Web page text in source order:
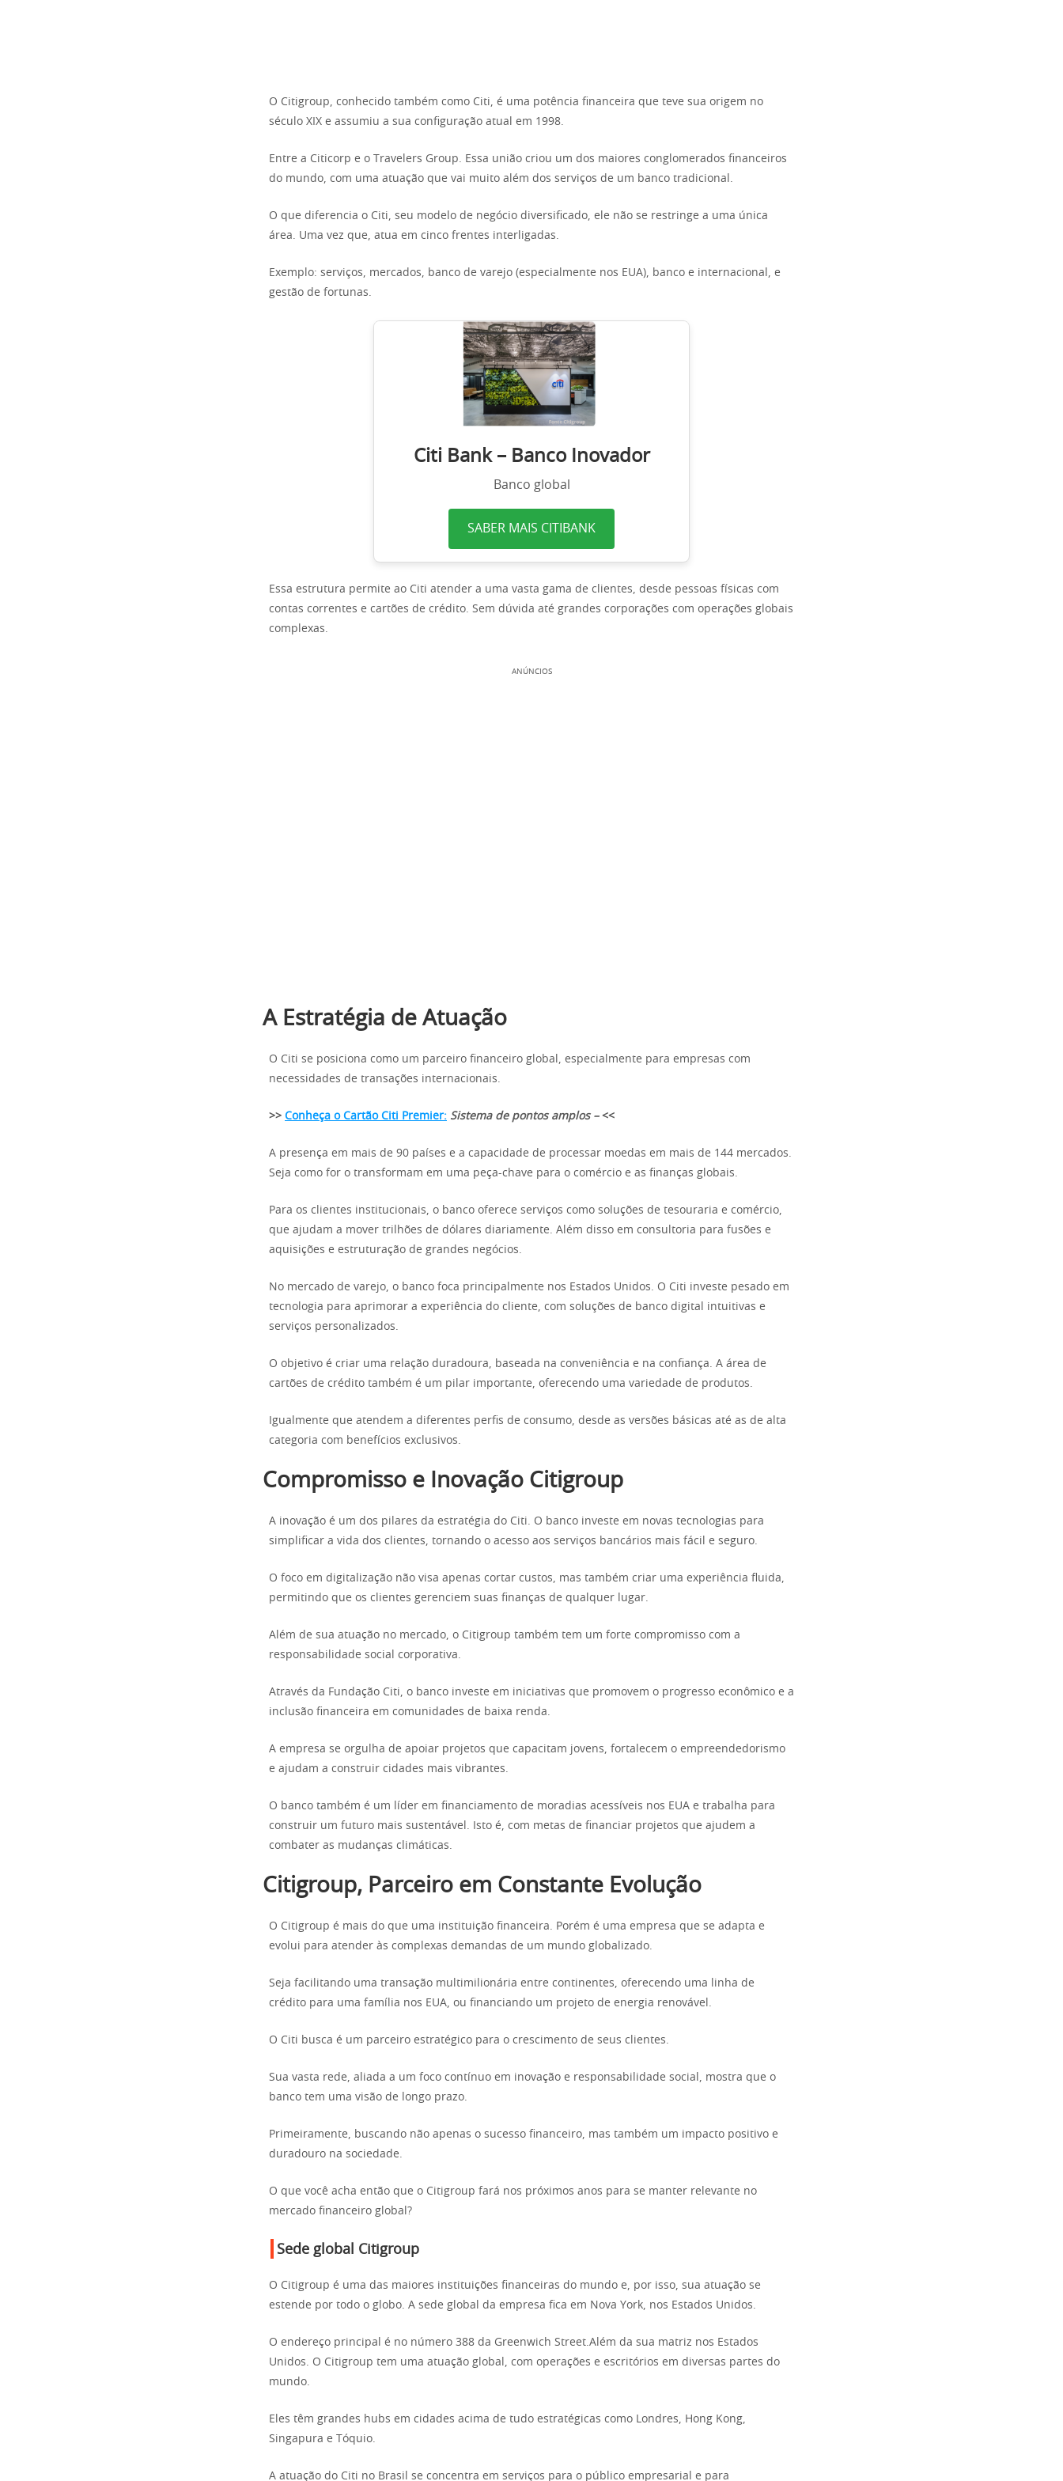
O Citigroup, conhecido também como Citi, é uma potência financeira que teve sua origem no
século XIX e assumiu a sua configuração atual em 1998.
Entre a Citicorp e o Travelers Group. Essa união criou um dos maiores conglomerados financeiros
do mundo, com uma atuação que vai muito além dos serviços de um banco tradicional.
O que diferencia o Citi, seu modelo de negócio diversificado, ele não se restringe a uma única
área. Uma vez que, atua em cinco frentes interligadas.
Exemplo: serviços, mercados, banco de varejo (especialmente nos EUA), banco e internacional, e
gestão de fortunas.
Citi Bank – Banco Inovador
Banco global
SABER MAIS CITIBANK
Essa estrutura permite ao Citi atender a uma vasta gama de clientes, desde pessoas físicas com
contas correntes e cartões de crédito. Sem dúvida até grandes corporações com operações globais
complexas.
ANÚNCIOS
A Estratégia de Atuação
O Citi se posiciona como um parceiro financeiro global, especialmente para empresas com
necessidades de transações internacionais.
>> Conheça o Cartão Citi Premier: Sistema de pontos amplos –<<
A presença em mais de 90 países e a capacidade de processar moedas em mais de 144 mercados.
Seja como for o transformam em uma peça-chave para o comércio e as finanças globais.
Para os clientes institucionais, o banco oferece serviços como soluções de tesouraria e comércio,
que ajudam a mover trilhões de dólares diariamente. Além disso em consultoria para fusões e
aquisições e estruturação de grandes negócios.
No mercado de varejo, o banco foca principalmente nos Estados Unidos. O Citi investe pesado em
tecnologia para aprimorar a experiência do cliente, com soluções de banco digital intuitivas e
serviços personalizados.
O objetivo é criar uma relação duradoura, baseada na conveniência e na confiança. A área de
cartões de crédito também é um pilar importante, oferecendo uma variedade de produtos.
Igualmente que atendem a diferentes perfis de consumo, desde as versões básicas até as de alta
categoria com benefícios exclusivos.
Compromisso e Inovação Citigroup
A inovação é um dos pilares da estratégia do Citi. O banco investe em novas tecnologias para
simplificar a vida dos clientes, tornando o acesso aos serviços bancários mais fácil e seguro.
O foco em digitalização não visa apenas cortar custos, mas também criar uma experiência fluida,
permitindo que os clientes gerenciem suas finanças de qualquer lugar.
Além de sua atuação no mercado, o Citigroup também tem um forte compromisso com a
responsabilidade social corporativa.
Através da Fundação Citi, o banco investe em iniciativas que promovem o progresso econômico e a
inclusão financeira em comunidades de baixa renda.
A empresa se orgulha de apoiar projetos que capacitam jovens, fortalecem o empreendedorismo
e ajudam a construir cidades mais vibrantes.
O banco também é um líder em financiamento de moradias acessíveis nos EUA e trabalha para
construir um futuro mais sustentável. Isto é, com metas de financiar projetos que ajudem a
combater as mudanças climáticas.
Citigroup, Parceiro em Constante Evolução
O Citigroup é mais do que uma instituição financeira. Porém é uma empresa que se adapta e
evolui para atender às complexas demandas de um mundo globalizado.
Seja facilitando uma transação multimilionária entre continentes, oferecendo uma linha de
crédito para uma família nos EUA, ou financiando um projeto de energia renovável.
O Citi busca é um parceiro estratégico para o crescimento de seus clientes.
Sua vasta rede, aliada a um foco contínuo em inovação e responsabilidade social, mostra que o
banco tem uma visão de longo prazo.
Primeiramente, buscando não apenas o sucesso financeiro, mas também um impacto positivo e
duradouro na sociedade.
O que você acha então que o Citigroup fará nos próximos anos para se manter relevante no
mercado financeiro global?
Sede global Citigroup
O Citigroup é uma das maiores instituições financeiras do mundo e, por isso, sua atuação se
estende por todo o globo. A sede global da empresa fica em Nova York, nos Estados Unidos.
O endereço principal é no número 388 da Greenwich Street.Além da sua matriz nos Estados
Unidos. O Citigroup tem uma atuação global, com operações e escritórios em diversas partes do
mundo.
Eles têm grandes hubs em cidades acima de tudo estratégicas como Londres, Hong Kong,
Singapura e Tóquio.
A atuação do Citi no Brasil se concentra em serviços para o público empresarial e para